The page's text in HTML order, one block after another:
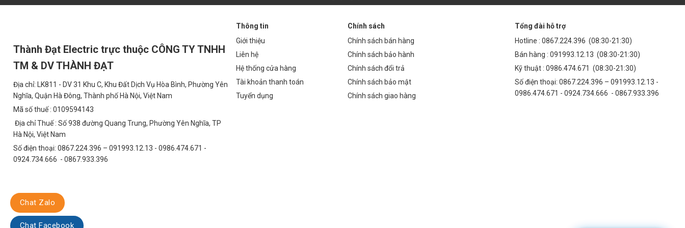
Đèn LED 250W:
Điện năng tiêu thụ hàng năm: 2kWh x 365 ngày = 730kWh
Chi phí điện hàng năm: 730kWh x 2.500 VNĐ/kWh = 1.825.000 VNĐ
Chi phí thay thế đèn trong 5 năm: 0 (do tuổi thọ cao)
Tổng chi phí trong 5 năm: 9.125.000 VNĐ
Đèn Halogen 250W:
Công suất tiêu thụ: 250W = 0.25kW
Điện năng tiêu thụ hàng ngày: 0.25kW x 8h = 2kWh
Chi phí điện hàng năm: 730kWh x 2.500 VNĐ/kWh = 1.825.000 VNĐ
Số lượng đèn cần thay thế trong 5 năm: 5 (do tuổi thọ thấp)
Thành Đạt Electric trực thuộc CÔNG TY TNHH
TM & DV THÀNH ĐẠT
Địa chỉ: LK811 - DV 31 Khu C, Khu Đất Dịch Vụ Hòa Bình, Phường Yên
Nghĩa, Quận Hà Đông, Thành phố Hà Nội, Việt Nam
Mã số thuế : 0109594143
Địa chỉ Thuế : Số 938 đường Quang Trung, Phường Yên Nghĩa, TP
Hà Nội, Việt Nam
Số điện thoại: 0867.224.396 – 091993.12.13 - 0986.474.671 -
0924.734.666 - 0867.933.396
Thông tin
Giới thiệu
Liên hệ
Hệ thống cửa hàng
Tài khoản thanh toán
Tuyển dụng
Chính sách
Chính sách bán hàng
Chính sách bảo hành
Chính sách đổi trả
Chính sách bảo mật
Chính sách giao hàng
Tổng đài hỗ trợ
Hotline : 0867.224.396 (08:30-21:30)
Bán hàng : 091993.12.13 (08:30-21:30)
Kỹ thuật : 0986.474.671 (08:30-21:30)
Số điện thoại: 0867.224.396 – 091993.12.13 -
0986.474.671 - 0924.734.666 - 0867.933.396
Chat Zalo
Chat Facebook